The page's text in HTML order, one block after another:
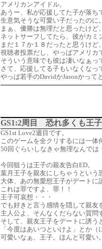
アメリカンアイドル。
あうー、私が応援してた子が落ち
生意気そうな可愛い子だったのに
まぁ、優勝は無理だと思ったけど
ネットサーフしてたら、彼がカミ
まだ１７か１８だったと思うけど
視聴者投票だし、やっぱアメリカ
そういう意味でも彼は凄いなぁっ
さて、応援してる子もいなくなっ
やっぱ若手のDavidかJasonかって
GS1:2周目 恐れ多くも王子
GS1st Love2週目です。
このゲームを全クリするには一体
50回ぐらいしなきゃ無理なんでは
今回狙うは王子の親友告白ED。
葉月王子を親友にしちゃうという
大体、あの無愛想王子がデートに
これは罪ですよ、罪！！
王子可哀想・・・
でも好きと言う感情を隠して親友
主人公よ、そんなくだらない質問
そして、親友王子をデートに誘う
「今度はあいつといけよ」とか（
可愛いなぁ、王子。ほんと可愛い